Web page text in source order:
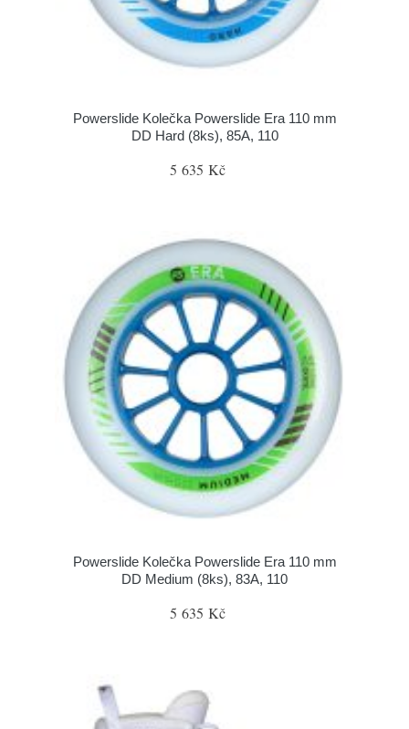
Powerslide Kolečka Powerslide Era 110 mm
DD Hard (8ks), 85A, 110
5 635 Kč
Powerslide Kolečka Powerslide Era 110 mm
DD Medium (8ks), 83A, 110
5 635 Kč